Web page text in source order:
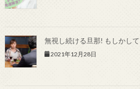
無視し続ける旦那! もしかし
2021年12月28日